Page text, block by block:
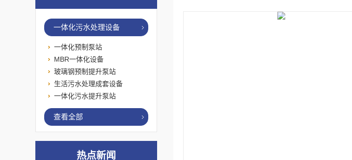
一体化污水处理设备
一体化预制泵站
MBR一体化设备
玻璃钢预制提升泵站
生活污水处理成套设备
一体化污水提升泵站
查看全部
热点新闻